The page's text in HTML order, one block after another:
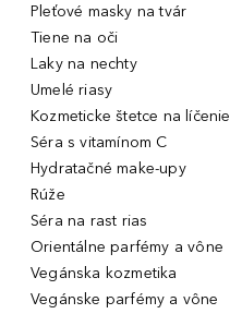
Pleťové masky na tvár
Tiene na oči
Laky na nechty
Umelé riasy
Kozmeticke štetce na líčenie
Séra s vitamínom C
Hydratačné make-upy
Rúže
Séra na rast rias
Orientálne parfémy a vône
Vegánska kozmetika
Vegánske parfémy a vône